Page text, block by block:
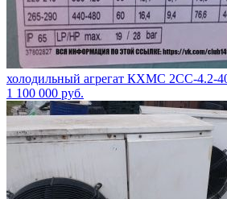
холодильный агрегат КХМС 2CC-4.2-
1 100 000 руб.